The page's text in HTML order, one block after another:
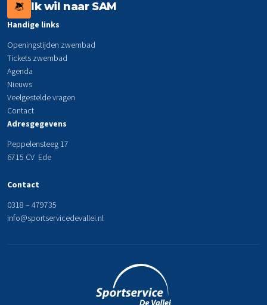
Ik wil naar SAM
Handige links
Openingstijden zwembad
Tickets zwembad
Agenda
Nieuws
Veelgestelde vragen
Contact
Adresgegevens
Peppelensteeg 17
6715 CV Ede
Contact
0318 – 479735
info@sportservicedevallei.nl